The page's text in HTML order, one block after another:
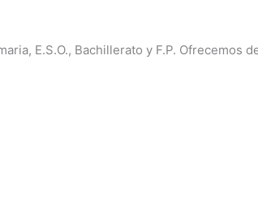
E.S.O., Bachillerato y F.P. Ofrecemos